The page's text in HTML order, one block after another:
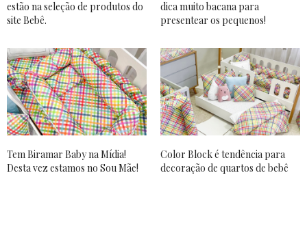
estão na seleção de produtos do
site Bebê.
dica muito bacana para
presentear os pequenos!
Tem Biramar Baby na Mídia!
Desta vez estamos no Sou Mãe!
Color Block é tendência para
decoração de quartos de bebê